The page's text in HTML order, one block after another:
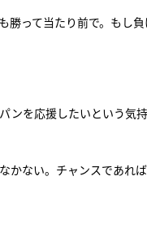
勝って当たり前で。もし
ンを応援したいという気
かない。チャンスであれ